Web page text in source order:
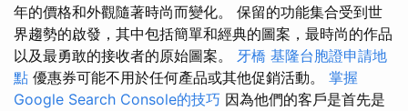
年的價格和外觀隨著時尚而變化。 保留的功能集合受到世
界趨勢的啟發，其中包括簡單和經典的圖案，最時尚的作品
以及最勇敢的接收者的原始圖案。 牙橋 基隆台胞證申請地
點 優惠券可能不用於任何產品或其他促銷活動。 掌握
Google Search Console的技巧 因為他們的客戶是首先是